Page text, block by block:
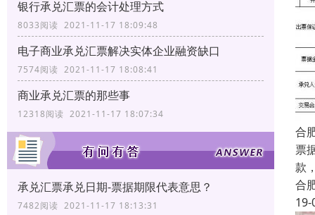
银行承兑汇票的会计处理方式
8033阅读 2021-11-17 18:09:48
电子商业承兑汇票解决实体企业融资缺口
7574阅读 2021-11-17 18:08:41
商业承兑汇票的那些事
12318阅读 2021-11-17 18:07:34
承兑汇票承兑日期-票据期限代表意思？
7482阅读 2021-11-17 18:13:31
合
票
款
合
19-